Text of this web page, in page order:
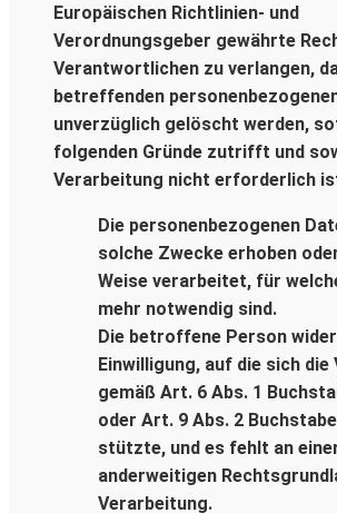
Europäischen Richtlinien- und
Verordnungsgeber gewährte
Verantwortlichen zu verlangen,
betreffenden
unverzüglich gelöscht werden,
folgenden Gründe zutrifft und
Verarbeitung nicht erforderlich
Die personenbezogenen
solche Zwecke erhoben
Weise verarbeitet, für
mehr notwendig sind.
Die betroffene Person
Einwilligung, auf die sich
gemäß Art. 6 Abs. 1
oder Art. 9 Abs. 2 Buchstabe
stützte, und es fehlt an
anderweitigen
Verarbeitung.